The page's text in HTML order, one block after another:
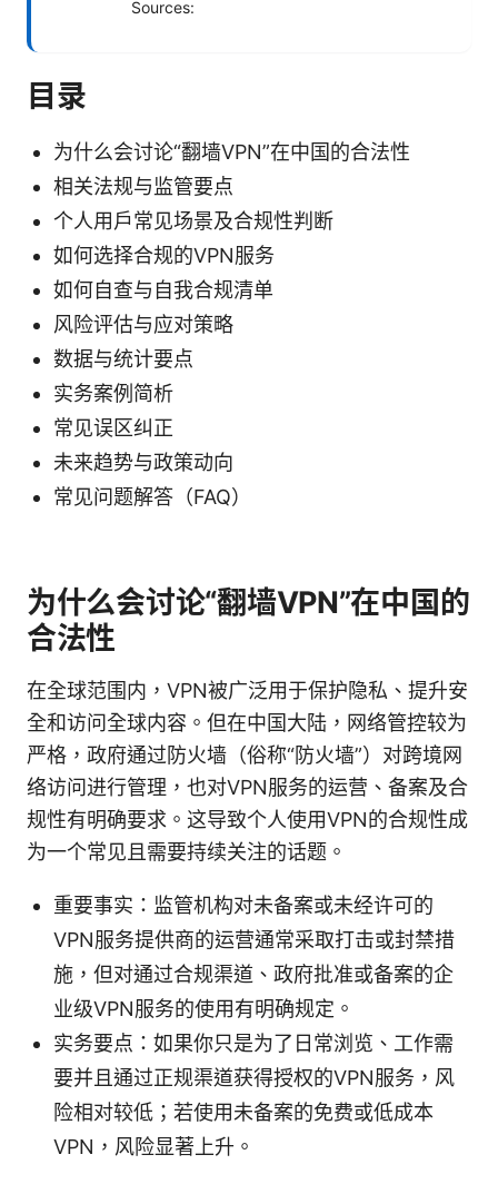
Sources:
目录
为什么会讨论“翻墙VPN”在中国的合法性
相关法规与监管要点
个人用户常见场景及合规性判断
如何选择合规的VPN服务
如何自查与自我合规清单
风险评估与应对策略
数据与统计要点
实务案例简析
常见误区纠正
未来趋势与政策动向
常见问题解答（FAQ）
为什么会讨论“翻墙VPN”在中国的
合法性
在全球范围内，VPN被广泛用于保护隐私、提升安
全和访问全球内容。但在中国大陆，网络管控较为
严格，政府通过防火墙（俗称“防火墙”）对跨境网
络访问进行管理，也对VPN服务的运营、备案及合
规性有明确要求。这导致个人使用VPN的合规性成
为一个常见且需要持续关注的话题。
重要事实：监管机构对未备案或未经许可的
VPN服务提供商的运营通常采取打击或封禁措
施，但对通过合规渠道、政府批准或备案的企
业级VPN服务的使用有明确规定。
实务要点：如果你只是为了日常浏览、工作需
要并且通过正规渠道获得授权的VPN服务，风
险相对较低；若使用未备案的免费或低成本
VPN，风险显著上升。